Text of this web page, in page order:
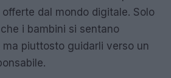
dal mondo digitale. Solo
i bambini si sentano
piuttosto guidarli verso un